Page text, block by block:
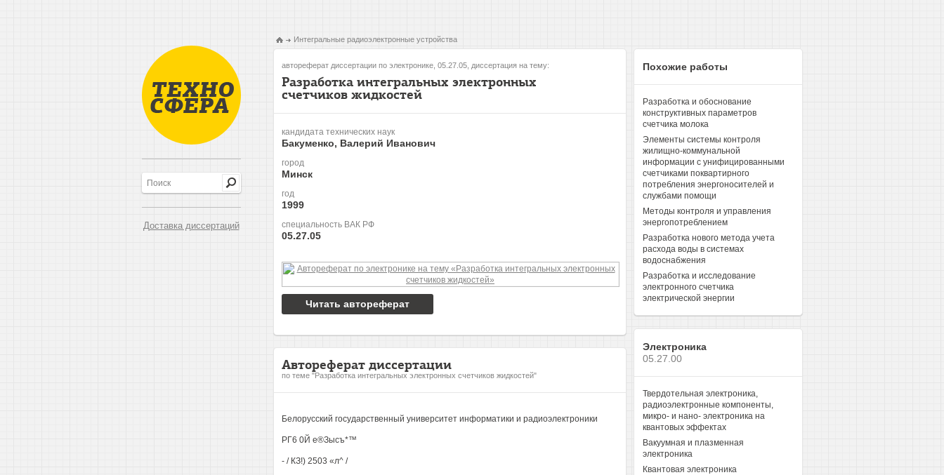
Доставка диссертаций
Интегральные радиоэлектронные устройства
автореферат диссертации по электронике, 05.27.05, диссертация на тему:
Разработка интегральных электронных
счетчиков жидкостей
кандидата технических наук
Бакуменко, Валерий Иванович
город
Минск
год
1999
специальность ВАК РФ
05.27.05
Читать автореферат
Автореферат диссертации
по теме "Разработка интегральных электронных счетчиков жидкостей"
Белорусский государственный университет информатики и радиоэлектроники
РГ6 0Й е®Зысъ*™
- / КЗ!) 2503 «л^ /
Похожие работы
Разработка и обоснование
конструктивных параметров
счетчика молока
Элементы системы контроля
жилищно-коммунальной
информации с унифицированными
счетчиками поквартирного
потребления энергоносителей и
службами помощи
Методы контроля и управления
энергопотреблением
Разработка нового метода учета
расхода воды в системах
водоснабжения
Разработка и исследование
электронного счетчика
электрической энергии
Электроника
05.27.00
Твердотельная электроника,
радиоэлектронные компоненты,
микро- и нано- электроника на
квантовых эффектах
Вакуумная и плазменная
электроника
Квантовая электроника